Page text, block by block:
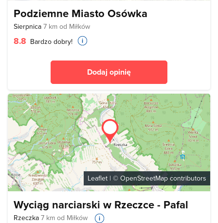
Podziemne Miasto Osówka
Sierpnica 7 km od Miłków
8.8 Bardzo dobry!
Dodaj opinię
Leaflet | © OpenStreetMap contributors
Wyciąg narciarski w Rzeczce - Pafal
Rzeczka 7 km od Miłków